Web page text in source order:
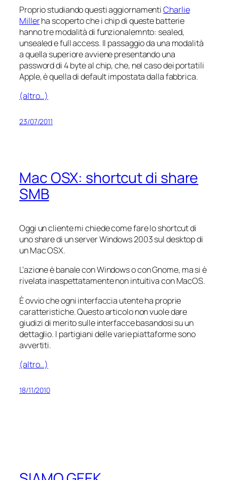
Proprio studiando questi aggiornamentiCharlie
Millerha scoperto che i chip di queste batterie
hanno tre modalità di funzionalemnto: sealed,
unsealed e full access. Il passaggio da una modalità
a quella superiore avviene presentando una
password di 4 byte al chip, che, nel caso dei portatili
Apple, è quella di default impostata dalla fabbrica.
(altro…)
23/07/2011
Mac OSX: shortcut di share
SMB
Oggi un cliente mi chiede come fare lo shortcut di
uno share di un server Windows 2003 sul desktop di
un Mac OSX.
L’azione è banale con Windows o con Gnome, ma si è
rivelata inaspettatamente non intuitiva con MacOS.
È ovvio che ogni interfaccia utente ha proprie
caratteristiche. Questo articolo non vuole dare
giudizi di merito sulle interfacce basandosi su un
dettaglio. I partigiani delle varie piattaforme sono
avvertiti.
(altro…)
18/11/2010